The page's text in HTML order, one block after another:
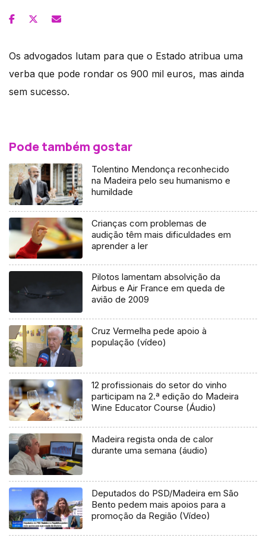
Os advogados lutam para que o Estado atribua uma
verba que pode rondar os 900 mil euros, mas ainda
sem sucesso.
Pode também gostar
Tolentino Mendonça reconhecido
na Madeira pelo seu humanismo e
humildade
Crianças com problemas de
audição têm mais dificuldades em
aprender a ler
Pilotos lamentam absolvição da
Airbus e Air France em queda de
avião de 2009
Cruz Vermelha pede apoio à
população (vídeo)
12 profissionais do setor do vinho
participam na 2.ª edição do Madeira
Wine Educator Course (Áudio)
Madeira regista onda de calor
durante uma semana (áudio)
Deputados do PSD/Madeira em São
Bento pedem mais apoios para a
promoção da Região (Vídeo)